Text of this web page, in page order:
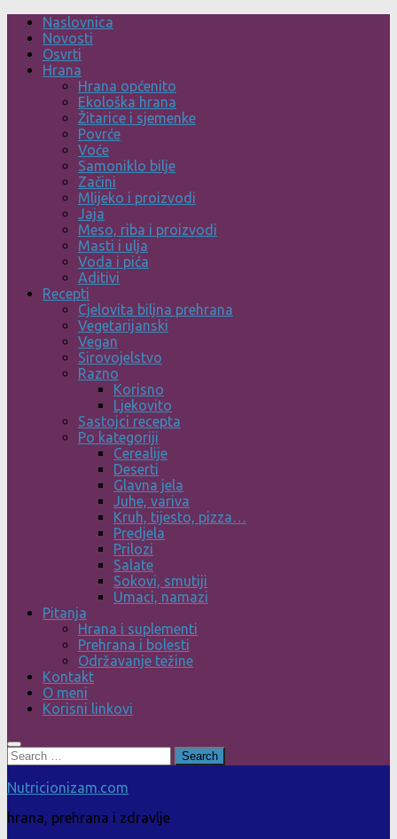
Skip
content
Naslovnica
Novosti
Osvrti
Hrana
Hrana općenito
Ekološka hrana
Žitarice i sjemenke
Povrće
Voće
Samoniklo bilje
Začini
Mlijeko i proizvodi
Jaja
Meso, riba i proizvodi
Masti i ulja
Voda i pića
Aditivi
Recepti
Cjelovita biljna prehrana
Vegetarijanski
Vegan
Sirovojelstvo
Razno
Korisno
Ljekovito
Sastojci recepta
Po kategoriji
Cerealije
Deserti
Glavna jela
Juhe, variva
Kruh, tijesto, pizza…
Predjela
Prilozi
Salate
Sokovi, smutiji
Umaci, namazi
Pitanja
Hrana i suplementi
Prehrana i bolesti
Održavanje težine
Kontakt
O meni
Korisni linkovi
Search
for:
Nutricionizam.com
hrana, prehrana i zdravlje